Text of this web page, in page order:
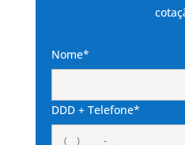
Nome*
DDD + Telefone*